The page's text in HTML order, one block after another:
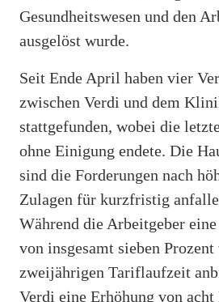
Gesundheitswesen und den
ausgelöst wurde.
Seit Ende April haben vier
zwischen Verdi und dem
stattgefunden, wobei die
ohne Einigung endete. Die
sind die Forderungen nach
Zulagen für kurzfristig
Während die Arbeitgeber
von insgesamt sieben
zweijährigen Tariflaufzeit
Verdi eine Erhöhung von